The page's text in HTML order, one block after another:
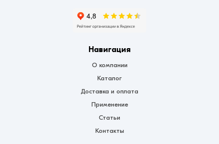
Навигация
О компании
Каталог
Доставка и оплата
Применение
Статьи
Контакты